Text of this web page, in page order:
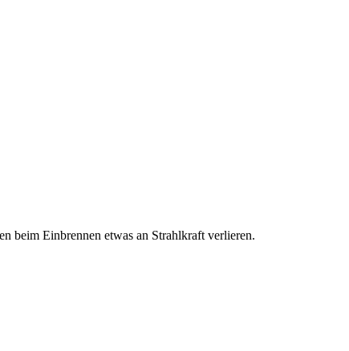
beim Einbrennen etwas an Strahlkraft verlieren.